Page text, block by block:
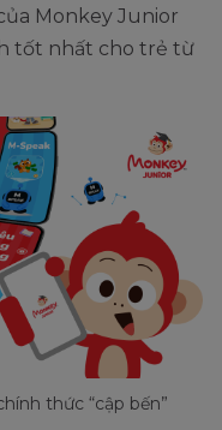
Monkey Junior
tốt nhất cho trẻ từ
thức “cập bến”